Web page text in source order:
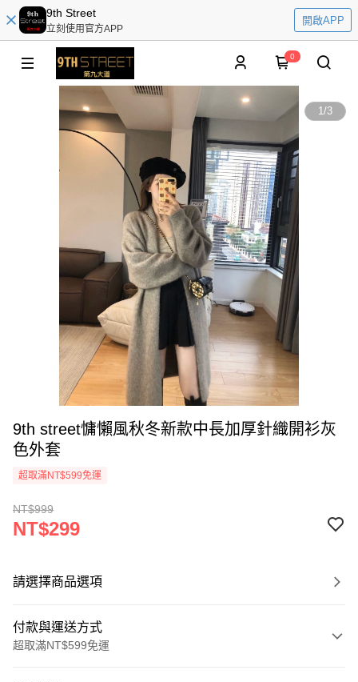
9th Street
立刻使用官方APP
開啟APP
0
1/3
9th street慵懶風秋冬新款中長加厚針織開衫灰
色外套
超取滿NT$599免運
NT$999
NT$299
請選擇商品選項
付款與運送方式
超取滿NT$599免運